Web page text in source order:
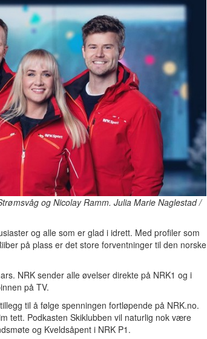
og Nicolay Ramm. Julia Marie Naglestad /
og alle som er glad i idrett. Med profiler som
på plass er det store forventninger til den norske
NRK sender alle øvelser direkte på NRK1 og i
på TV.
til å følge spenningen fortløpende på NRK.no.
tett. Podkasten Skiklubben vil naturlig nok være
og Kveldsåpent i NRK P1.